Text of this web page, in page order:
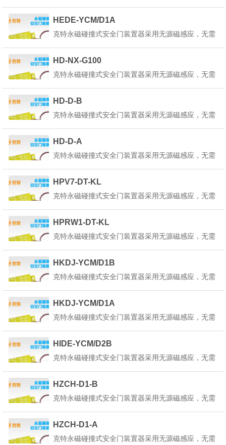
起重机永...
在正确的回路电路中使用。产品详细说明：克特永磁
碰撞式安全门装置器也叫做永磁安全门装置器是一种
起重机永...
HEDE-YCM/D1A
克特永磁碰撞式安全门装置器采用无源磁感应，无需
在正确的回路电路中使用。产品详细说明：克特永磁
碰撞式安全门装置器也叫做永磁安全门装置器是一种
起重机永...
HD-NX-G100
克特永磁碰撞式安全门装置器采用无源磁感应，无需
在正确的回路电路中使用。产品详细说明：克特永磁
碰撞式安全门装置器也叫做永磁安全门装置器是一种
起重机永...
HD-D-B
克特永磁碰撞式安全门装置器采用无源磁感应，无需
在正确的回路电路中使用。产品详细说明：克特永磁
碰撞式安全门装置器也叫做永磁安全门装置器是一种
起重机永...
HD-D-A
克特永磁碰撞式安全门装置器采用无源磁感应，无需
在正确的回路电路中使用。产品详细说明：克特永磁
碰撞式安全门装置器也叫做永磁安全门装置器是一种
起重机永...
HPV7-DT-KL
克特永磁碰撞式安全门装置器采用无源磁感应，无需
在正确的回路电路中使用。产品详细说明：克特永磁
碰撞式安全门装置器也叫做永磁安全门装置器是一种
起重机永...
HPRW1-DT-KL
克特永磁碰撞式安全门装置器采用无源磁感应，无需
在正确的回路电路中使用。产品详细说明：克特永磁
碰撞式安全门装置器也叫做永磁安全门装置器是一种
起重机永...
HKDJ-YCM/D1B
克特永磁碰撞式安全门装置器采用无源磁感应，无需
在正确的回路电路中使用。产品详细说明：克特永磁
碰撞式安全门装置器也叫做永磁安全门装置器是一种
起重机永...
HKDJ-YCM/D1A
克特永磁碰撞式安全门装置器采用无源磁感应，无需
在正确的回路电路中使用。产品详细说明：克特永磁
碰撞式安全门装置器也叫做永磁安全门装置器是一种
起重机永...
HIDE-YCM/D2B
克特永磁碰撞式安全门装置器采用无源磁感应，无需
在正确的回路电路中使用。产品详细说明：克特永磁
碰撞式安全门装置器也叫做永磁安全门装置器是一种
起重机永...
HZCH-D1-B
克特永磁碰撞式安全门装置器采用无源磁感应，无需
在正确的回路电路中使用。产品详细说明：克特永磁
碰撞式安全门装置器也叫做永磁安全门装置器是一种
HZCH-D1-A
克特永磁碰撞式安全门装置器采用无源磁感应，无需